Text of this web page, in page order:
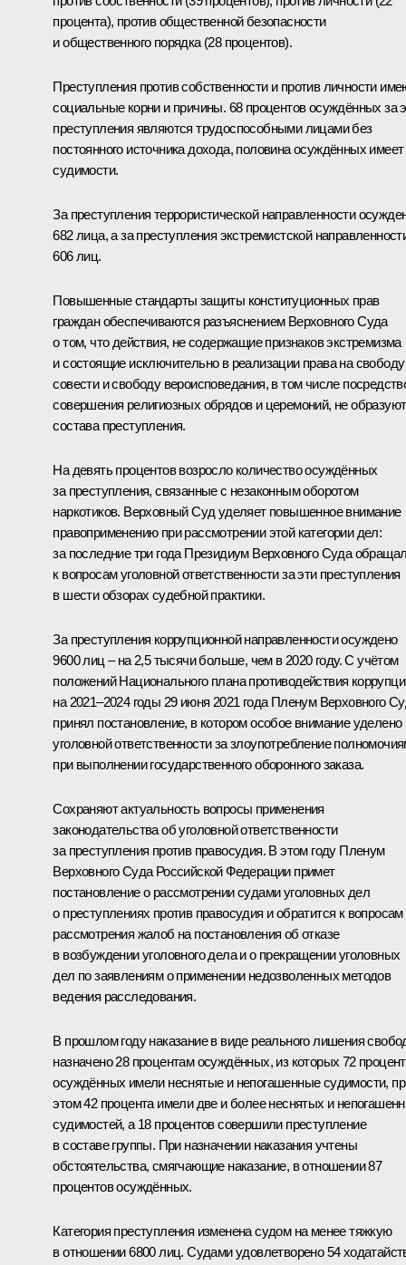
процента), против общественной безопасности
и общественного порядка (28 процентов).
Преступления против собственности и против личности
социальные корни и причины. 68 процентов осуждённых за
преступления являются трудоспособными лицами без
постоянного источника дохода, половина осуждённых имеет
судимости.
За преступления террористической направленности
682 лица, а за преступления экстремистской
606 лиц.
Повышенные стандарты защиты конституционных прав
граждан обеспечиваются разъяснением Верховного Суда
о том, что действия, не содержащие признаков экстремизма
и состоящие исключительно в реализации права на свободу
совести и свободу вероисповедания, в том числе
совершения религиозных обрядов и церемоний, не образуют
состава преступления.
На девять процентов возросло количество осуждённых
за преступления, связанные с незаконным оборотом
наркотиков. Верховный Суд уделяет повышенное внимание
правоприменению при рассмотрении этой категории дел:
за последние три года Президиум Верховного Суда
к вопросам уголовной ответственности за эти преступления
в шести обзорах судебной практики.
За преступления коррупционной направленности осуждено
9600 лиц – на 2,5 тысячи больше, чем в 2020 году. С учётом
положений Национального плана противодействия
на 2021–2024 годы 29 июня 2021 года Пленум Верховного
принял постановление, в котором особое внимание уделено
уголовной ответственности за злоупотребление
при выполнении государственного оборонного заказа.
Сохраняют актуальность вопросы применения
законодательства об уголовной ответственности
за преступления против правосудия. В этом году Пленум
Верховного Суда Российской Федерации примет
постановление о рассмотрении судами уголовных дел
о преступлениях против правосудия и обратится к вопросам
рассмотрения жалоб на постановления об отказе
в возбуждении уголовного дела и о прекращении уголовных
дел по заявлениям о применении недозволенных методов
ведения расследования.
В прошлом году наказание в виде реального лишения
назначено 28 процентам осуждённых, из которых 72
осуждённых имели неснятые и непогашенные судимости,
этом 42 процента имели две и более неснятых и
судимостей, а 18 процентов совершили преступление
в составе группы. При назначении наказания учтены
обстоятельства, смягчающие наказание, в отношении 87
процентов осуждённых.
Категория преступления изменена судом на менее тяжкую
в отношении 6800 лиц. Судами удовлетворено 54